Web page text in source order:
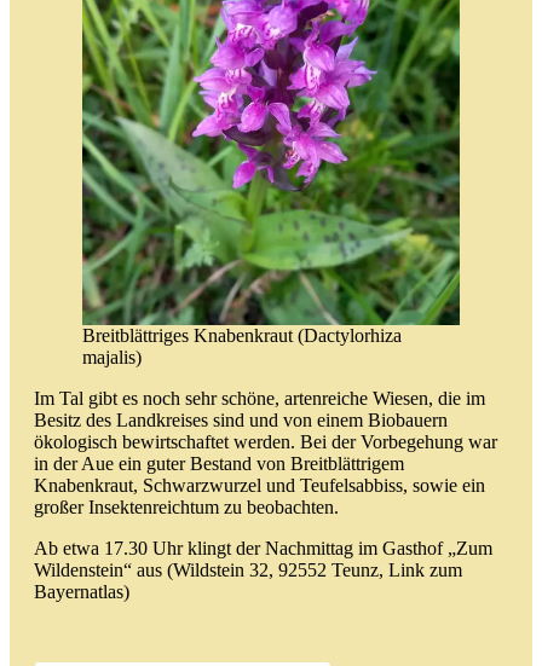
Breitblättriges Knabenkraut (Dactylorhiza
majalis)
Im Tal gibt es noch sehr schöne, artenreiche Wiesen, die im
Besitz des Landkreises sind und von einem Biobauern
ökologisch bewirtschaftet werden. Bei der Vorbegehung war
in der Aue ein guter Bestand von Breitblättrigem
Knabenkraut, Schwarzwurzel und Teufelsabbiss, sowie ein
großer Insektenreichtum zu beobachten.
Ab etwa 17.30 Uhr klingt der Nachmittag im Gasthof „Zum
Wildenstein“ aus (Wildstein 32, 92552 Teunz, Link zum
Bayernatlas)